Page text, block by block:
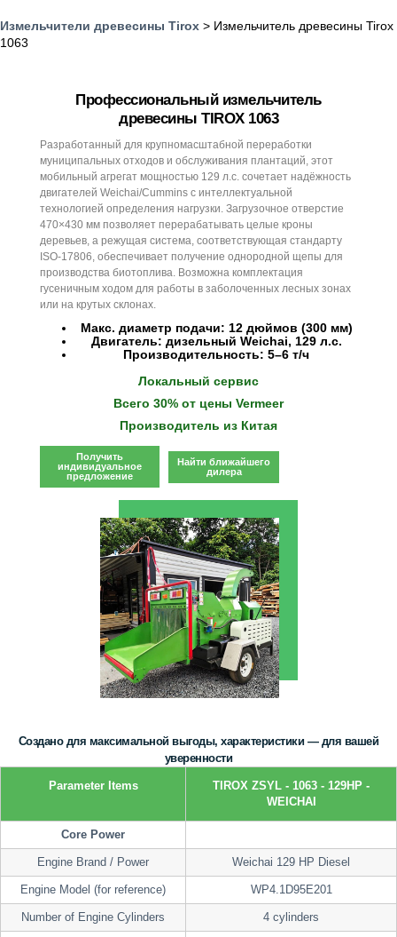
Измельчители древесины Tirox > Измельчитель древесины Tirox
1063
Профессиональный измельчитель
древесины TIROX 1063
Разработанный для крупномасштабной переработки
муниципальных отходов и обслуживания плантаций, этот
мобильный агрегат мощностью 129 л.с. сочетает надёжность
двигателей Weichai/Cummins с интеллектуальной
технологией определения нагрузки. Загрузочное отверстие
470×430 мм позволяет перерабатывать целые кроны
деревьев, а режущая система, соответствующая стандарту
ISO-17806, обеспечивает получение однородной щепы для
производства биотоплива. Возможна комплектация
гусеничным ходом для работы в заболоченных лесных зонах
или на крутых склонах.
Макс. диаметр подачи: 12 дюймов (300 мм)
Двигатель: дизельный Weichai, 129 л.с.
Производительность: 5–6 т/ч
Локальный сервис
Всего 30% от цены Vermeer
Производитель из Китая
Получить
индивидуальное
предложение
Найти ближайшего
дилера
Создано для максимальной выгоды, характеристики — для вашей
уверенности
Parameter Items
TIROX ZSYL - 1063 - 129HP -
WEICHAI
Core Power
Engine Brand / Power Weichai 129 HP Diesel
Engine Model (for reference) WP4.1D95E201
Number of Engine Cylinders 4 cylinders